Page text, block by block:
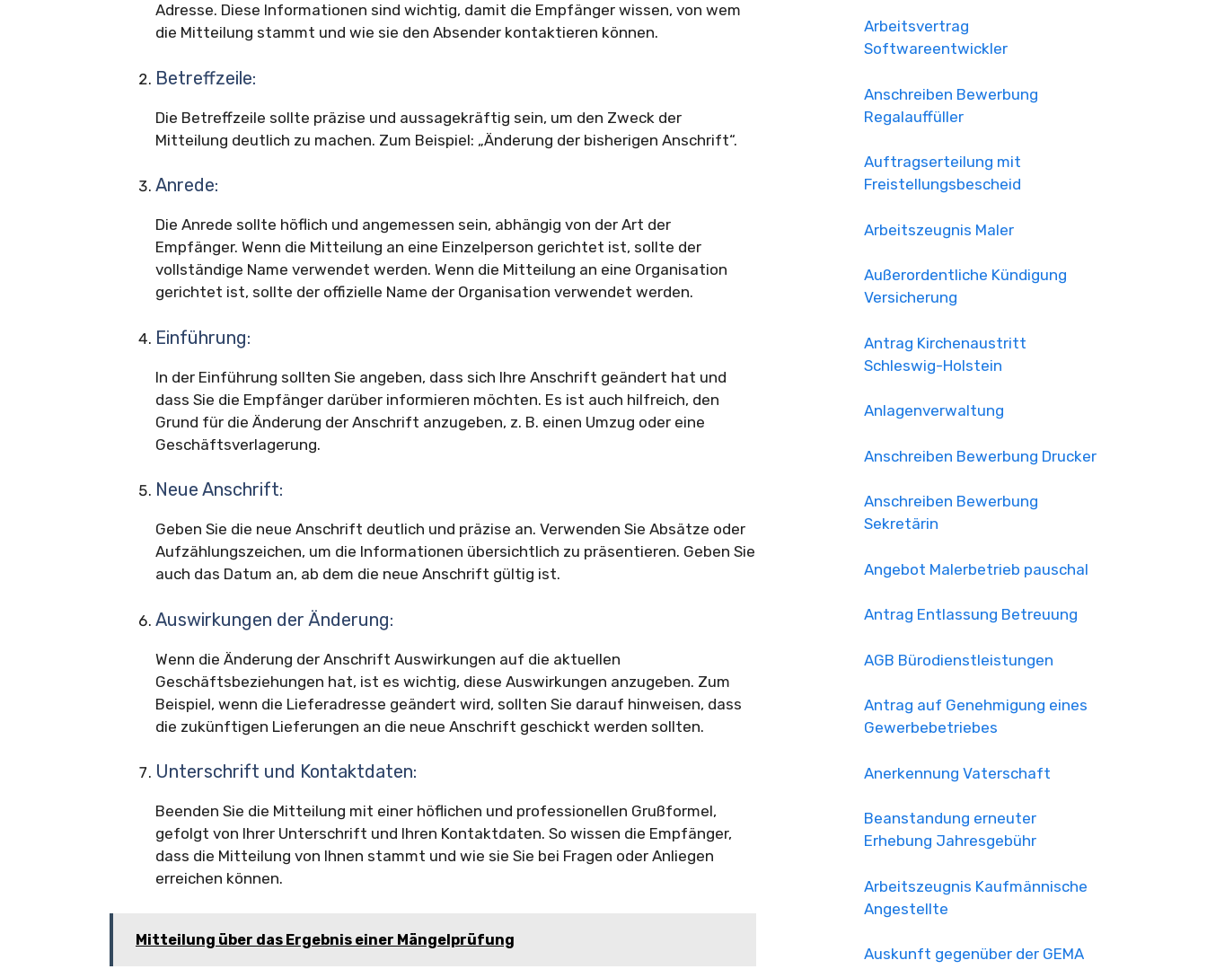
Adresse. Diese Informationen sind wichtig, damit die Empfänger wissen, von wem
die Mitteilung stammt und wie sie den Absender kontaktieren können.
Betreffzeile:
Die Betreffzeile sollte präzise und aussagekräftig sein, um den Zweck der
Mitteilung deutlich zu machen. Zum Beispiel: „Änderung der bisherigen Anschrift“.
Anrede:
Die Anrede sollte höflich und angemessen sein, abhängig von der Art der
Empfänger. Wenn die Mitteilung an eine Einzelperson gerichtet ist, sollte der
vollständige Name verwendet werden. Wenn die Mitteilung an eine Organisation
gerichtet ist, sollte der offizielle Name der Organisation verwendet werden.
Einführung:
In der Einführung sollten Sie angeben, dass sich Ihre Anschrift geändert hat und
dass Sie die Empfänger darüber informieren möchten. Es ist auch hilfreich, den
Grund für die Änderung der Anschrift anzugeben, z. B. einen Umzug oder eine
Geschäftsverlagerung.
Neue Anschrift:
Geben Sie die neue Anschrift deutlich und präzise an. Verwenden Sie Absätze oder
Aufzählungszeichen, um die Informationen übersichtlich zu präsentieren. Geben Sie
auch das Datum an, ab dem die neue Anschrift gültig ist.
Auswirkungen der Änderung:
Wenn die Änderung der Anschrift Auswirkungen auf die aktuellen
Geschäftsbeziehungen hat, ist es wichtig, diese Auswirkungen anzugeben. Zum
Beispiel, wenn die Lieferadresse geändert wird, sollten Sie darauf hinweisen, dass
die zukünftigen Lieferungen an die neue Anschrift geschickt werden sollten.
Unterschrift und Kontaktdaten:
Beenden Sie die Mitteilung mit einer höflichen und professionellen Grußformel,
gefolgt von Ihrer Unterschrift und Ihren Kontaktdaten. So wissen die Empfänger,
dass die Mitteilung von Ihnen stammt und wie sie Sie bei Fragen oder Anliegen
erreichen können.
Mitteilung über das Ergebnis einer Mängelprüfung
Arbeitsvertrag
Softwareentwickler
Anschreiben Bewerbung
Regalauffüller
Auftragserteilung mit
Freistellungsbescheid
Arbeitszeugnis Maler
Außerordentliche Kündigung
Versicherung
Antrag Kirchenaustritt
Schleswig-Holstein
Anlagenverwaltung
Anschreiben Bewerbung Drucker
Anschreiben Bewerbung
Sekretärin
Angebot Malerbetrieb pauschal
Antrag Entlassung Betreuung
AGB Bürodienstleistungen
Antrag auf Genehmigung eines
Gewerbebetriebes
Anerkennung Vaterschaft
Beanstandung erneuter
Erhebung Jahresgebühr
Arbeitszeugnis Kaufmännische
Angestellte
Auskunft gegenüber der GEMA